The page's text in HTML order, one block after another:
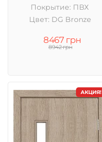
Покрытие: ПВХ
Цвет: DG Bronze
8467 грн
8942 грн
АКЦИЯ!